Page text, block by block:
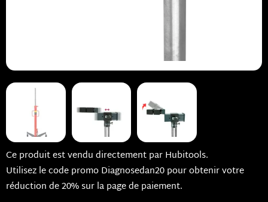
Ce produit est vendu directement par Hubitools.
Utilisez le code promo Diagnosedan20 pour obtenir votre
réduction de 20% sur la page de paiement.